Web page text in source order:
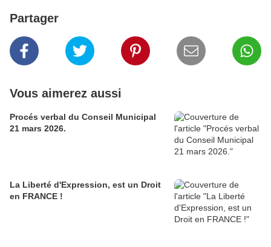
Partager
Vous aimerez aussi
Procés verbal du Conseil Municipal
21 mars 2026.
La Liberté d'Expression, est un Droit
en FRANCE !